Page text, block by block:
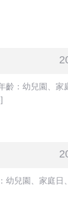
齡：幼兒園、家
]
幼兒園、家庭日